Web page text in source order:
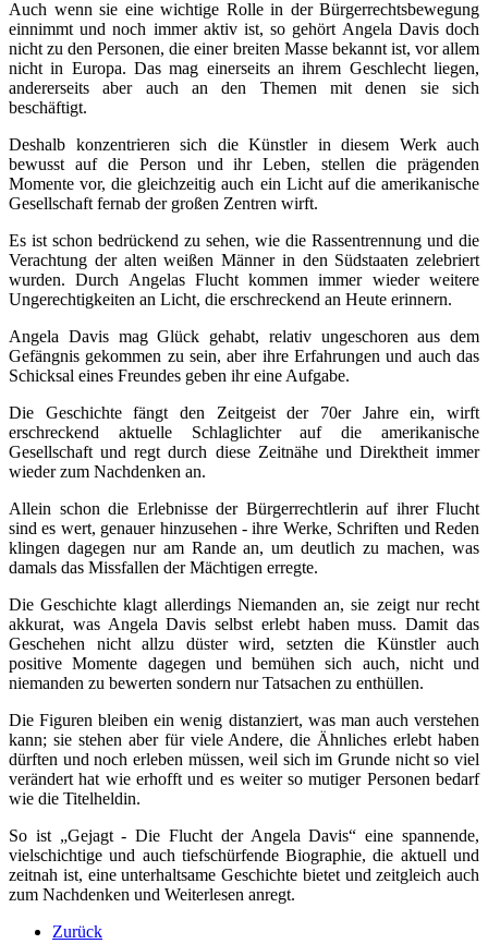
Auch wenn sie eine wichtige Rolle in der Bürgerrechtsbewegung
einnimmt und noch immer aktiv ist, so gehört Angela Davis doch
nicht zu den Personen, die einer breiten Masse bekannt ist, vor allem
nicht in Europa. Das mag einerseits an ihrem Geschlecht liegen,
andererseits aber auch an den Themen mit denen sie sich
beschäftigt.
Deshalb konzentrieren sich die Künstler in diesem Werk auch
bewusst auf die Person und ihr Leben, stellen die prägenden
Momente vor, die gleichzeitig auch ein Licht auf die amerikanische
Gesellschaft fernab der großen Zentren wirft.
Es ist schon bedrückend zu sehen, wie die Rassentrennung und die
Verachtung der alten weißen Männer in den Südstaaten zelebriert
wurden. Durch Angelas Flucht kommen immer wieder weitere
Ungerechtigkeiten an Licht, die erschreckend an Heute erinnern.
Angela Davis mag Glück gehabt, relativ ungeschoren aus dem
Gefängnis gekommen zu sein, aber ihre Erfahrungen und auch das
Schicksal eines Freundes geben ihr eine Aufgabe.
Die Geschichte fängt den Zeitgeist der 70er Jahre ein, wirft
erschreckend aktuelle Schlaglichter auf die amerikanische
Gesellschaft und regt durch diese Zeitnähe und Direktheit immer
wieder zum Nachdenken an.
Allein schon die Erlebnisse der Bürgerrechtlerin auf ihrer Flucht
sind es wert, genauer hinzusehen - ihre Werke, Schriften und Reden
klingen dagegen nur am Rande an, um deutlich zu machen, was
damals das Missfallen der Mächtigen erregte.
Die Geschichte klagt allerdings Niemanden an, sie zeigt nur recht
akkurat, was Angela Davis selbst erlebt haben muss. Damit das
Geschehen nicht allzu düster wird, setzten die Künstler auch
positive Momente dagegen und bemühen sich auch, nicht und
niemanden zu bewerten sondern nur Tatsachen zu enthüllen.
Die Figuren bleiben ein wenig distanziert, was man auch verstehen
kann; sie stehen aber für viele Andere, die Ähnliches erlebt haben
dürften und noch erleben müssen, weil sich im Grunde nicht so viel
verändert hat wie erhofft und es weiter so mutiger Personen bedarf
wie die Titelheldin.
So ist „Gejagt - Die Flucht der Angela Davis“ eine spannende,
vielschichtige und auch tiefschürfende Biographie, die aktuell und
zeitnah ist, eine unterhaltsame Geschichte bietet und zeitgleich auch
zum Nachdenken und Weiterlesen anregt.
Zurück